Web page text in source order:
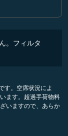
。フィルタ
す。空席状況によ
ます。超過手荷物料
いますので、あらか